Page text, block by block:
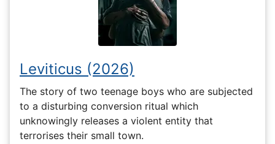
Leviticus (2026)
The story of two teenage boys who are subjected
to a disturbing conversion ritual which
unknowingly releases a violent entity that
terrorises their small town.